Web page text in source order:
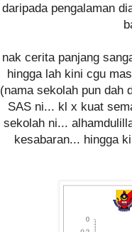
daripada pengalaman
nak cerita panjang
hingga lah kini cgu
(nama sekolah pun dah
SAS ni... kl x kuat
sekolah ni...
kesabaran... hingga